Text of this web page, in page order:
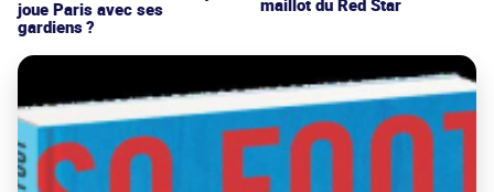
joue Paris avec ses
gardiens ?
maillot du Red Star